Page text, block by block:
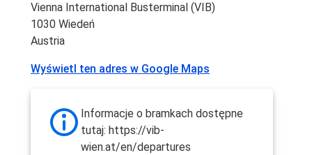
Vienna International Busterminal (VIB)
1030 Wiedeń
Austria
Wyświetl ten adres w Google Maps
Informacje o bramkach dostępne
tutaj: https://vib-
wien.at/en/departures